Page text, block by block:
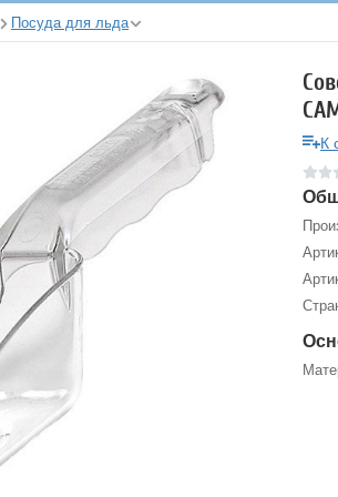
Посуда для льда
К